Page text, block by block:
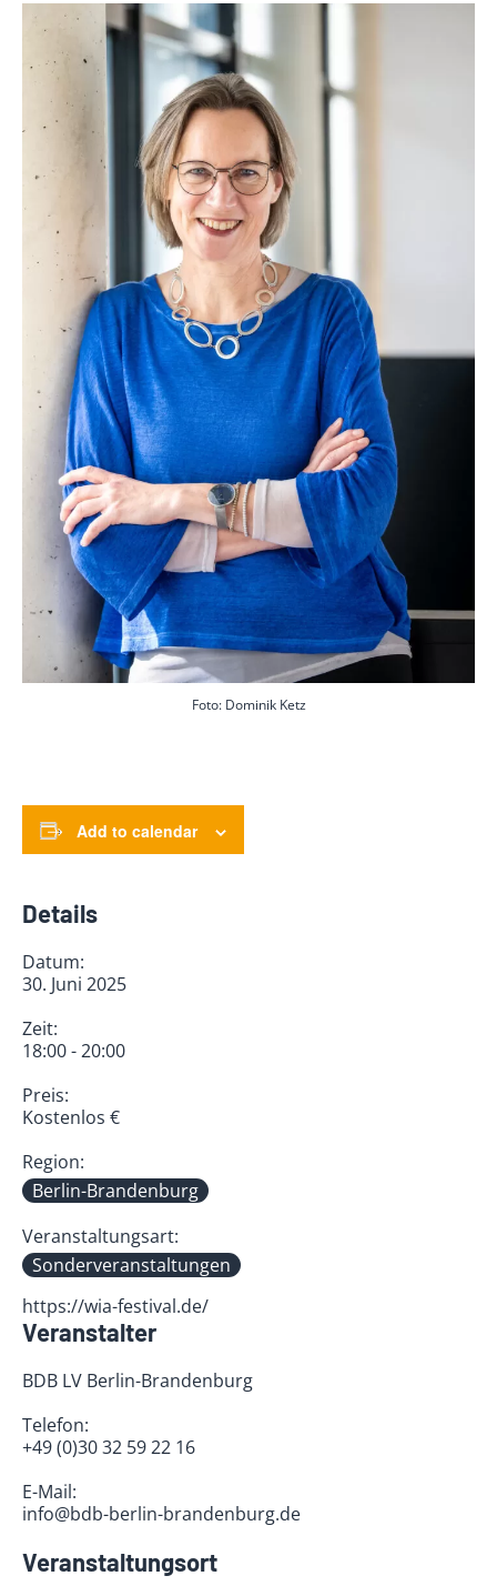
Foto: Dominik Ketz
Add to calendar
Details
Datum:
30. Juni 2025
Zeit:
18:00 - 20:00
Preis:
Kostenlos €
Region:
Berlin-Brandenburg
Veranstaltungsart:
Sonderveranstaltungen
https://wia-festival.de/
Veranstalter
BDB LV Berlin-Brandenburg
Telefon:
+49 (0)30 32 59 22 16
E-Mail:
info@bdb-berlin-brandenburg.de
Veranstaltungsort